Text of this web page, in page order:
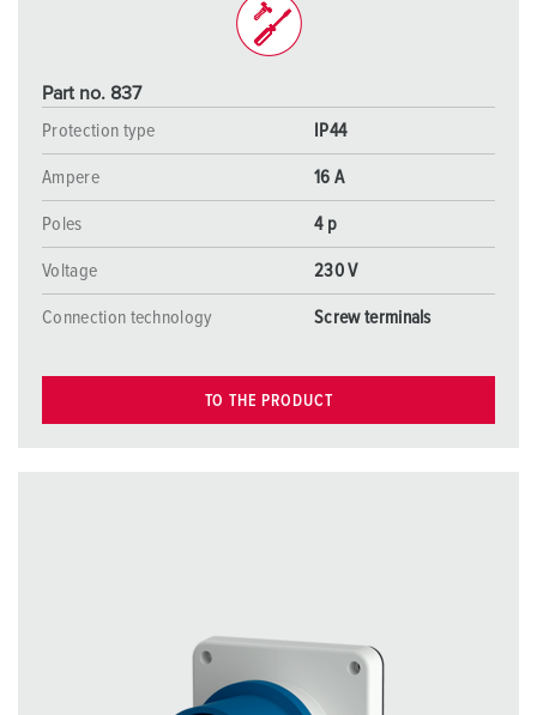
Part no. 837
Protection type
IP44
Ampere 16 A
Poles 4 p
Voltage 230 V
Connection technology Screw terminals
TO THE PRODUCT